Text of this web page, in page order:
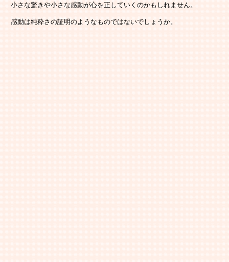
小さな驚きや小さな感動が心を正していくのかもしれません。
感動は純粋さの証明のようなものではないでしょうか。